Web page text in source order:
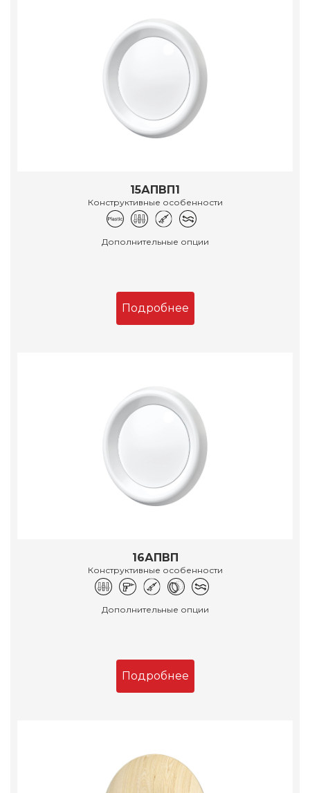
15АПВП1
Конструктивные особенности
Дополнительные опции
Подробнее
16АПВП
Конструктивные особенности
Дополнительные опции
Подробнее